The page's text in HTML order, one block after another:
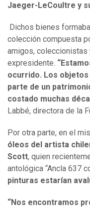
Jaeger-LeCoultre y
Dichos bienes
colección compuesta
amigos, coleccionistas
expresidente.
ocurrido. Los
parte de un
costado muchas
Labbé, directora de la
Por otra parte, en el
óleos del artista
Scott, quien
antológica “Ancla 637
pinturas estarían
“Nos encontramos